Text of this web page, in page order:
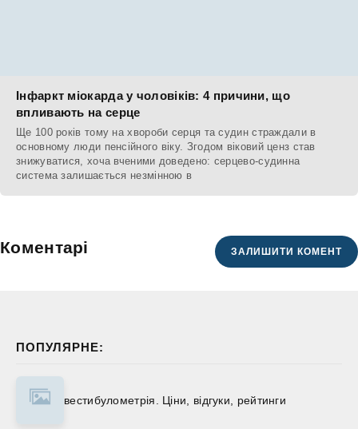
ПОПУЛЯРНЕ:
вестибулометрія. Ціни, відгуки, рейтинги
Інфаркт міокарда у чоловіків: 4 причини, що
впливають на серце
Ще 100 років тому на хвороби серця та судин страждали в
основному люди пенсійного віку. Згодом віковий ценз став
знижуватися, хоча вченими доведено: серцево-судинна
система залишається незмінною в
Коментарі ЗАЛИШИТИ КОМЕНТ